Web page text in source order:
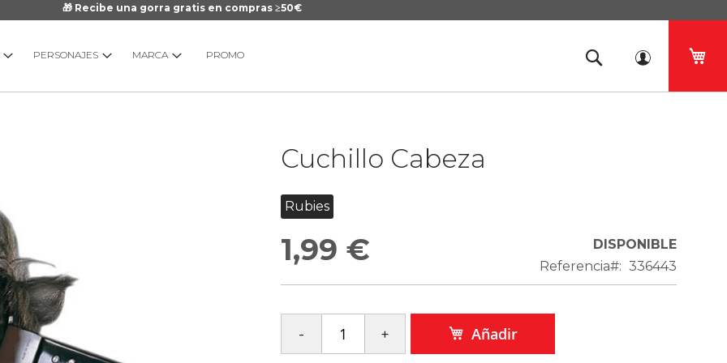
🎁 Recibe una gorra gratis en compras ≥50€
PERSONAJES MARCA PROMO
Cuchillo Cabeza
Rubies
1,99 €
DISPONIBLE
Referencia
336443
Añadir